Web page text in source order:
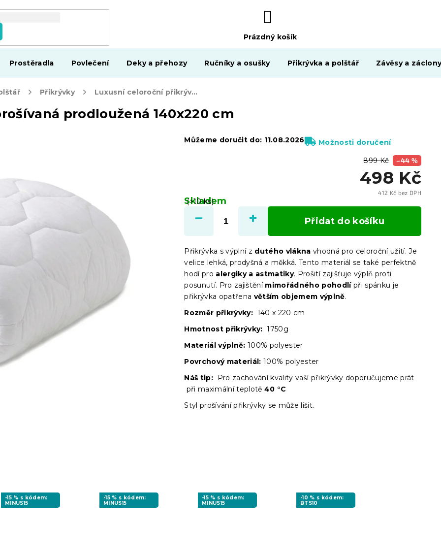
NÁKUPNÍ
KOŠÍK
Prázdný košík
Prostěradla Povlečení Deky a přehozy Ručníky a osušky Přikrývka a polštář Závěsy a
Přikrývky Luxusní celoroční přikrývka prošívaná prodloužená 140x220 cm
prodloužená 140x220 cm
899 Kč –44 %
498 Kč
412 Kč bez DPH
cena:
Skladem
(>10 ks)
Můžeme doručit do: 11.08.2026 Možnosti doručení
Přidat do košíku
Přikrývka s výplní z dutého vlákna vhodná pro celoroční užití. Je
velice lehká, prodyšná a měkká. Tento materiál se také perfektně
hodí pro alergiky a astmatiky. Prošití zajišťuje výplň proti
posunutí. Pro zajištění mimořádného pohodlípři spánku je
přikrývka opatřena větším objemem výplně.
Rozměr přikrývky: 140 x 220 cm
Hmotnost přikrývky: 1750g
Materiál výplně: 100% polyester
Povrchový materiál: 100% polyester
Náš tip: Pro zachování kvality vaší přikrývky doporučujeme prát
při maximální teplotě40 °C
Styl prošívání přikrývky se může lišit.
-15 % s kódem:
MINUS15
-15 % s kódem:
MINUS15
-15 % s kódem:
MINUS15
-10 % s kódem:
BTS10